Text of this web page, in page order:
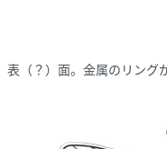
表（？）面。金属のリング